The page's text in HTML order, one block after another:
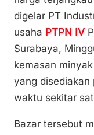
Li
n
k
b
o
o
k
digelar PT
usaha PTPN IV
Surabaya,
kemasan
yang disediakan
waktu sekitar
Bazar tersebut